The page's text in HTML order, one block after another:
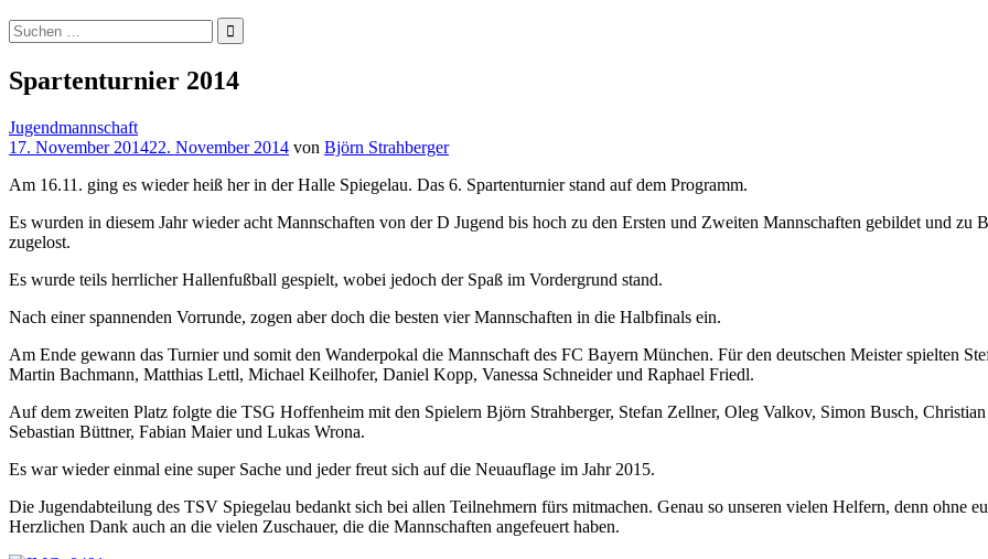
Suchen
nach:
Spartenturnier 2014
Jugendmannschaft
17. November 201422. November 2014 von Björn Strahberger
Am 16.11. ging es wieder heiß her in der Halle Spiegelau. Das 6. Spartenturnier stand auf dem Programm.
Es wurden in diesem Jahr wieder acht Mannschaften von der D Jugend bis hoch zu den Ersten und Zweiten Mannschaften gebildet und zu
zugelost.
Es wurde teils herrlicher Hallenfußball gespielt, wobei jedoch der Spaß im Vordergrund stand.
Nach einer spannenden Vorrunde, zogen aber doch die besten vier Mannschaften in die Halbfinals ein.
Am Ende gewann das Turnier und somit den Wanderpokal die Mannschaft des FC Bayern München. Für den deutschen Meister spielten
Martin Bachmann, Matthias Lettl, Michael Keilhofer, Daniel Kopp, Vanessa Schneider und Raphael Friedl.
Auf dem zweiten Platz folgte die TSG Hoffenheim mit den Spielern Björn Strahberger, Stefan Zellner, Oleg Valkov, Simon Busch, Christian
Sebastian Büttner, Fabian Maier und Lukas Wrona.
Es war wieder einmal eine super Sache und jeder freut sich auf die Neuauflage im Jahr 2015.
Die Jugendabteilung des TSV Spiegelau bedankt sich bei allen Teilnehmern fürs mitmachen. Genau so unseren vielen Helfern, denn ohne
Herzlichen Dank auch an die vielen Zuschauer, die die Mannschaften angefeuert haben.